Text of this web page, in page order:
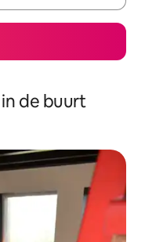
de buurt